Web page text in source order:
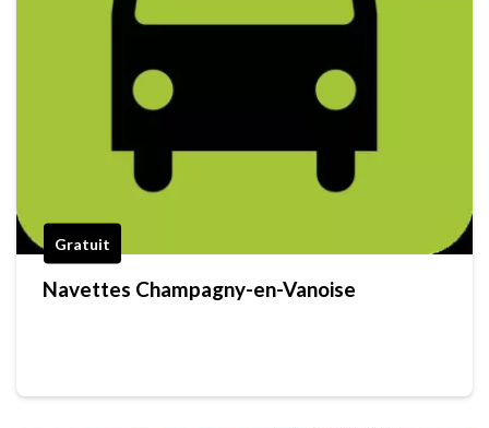
Gratuit
Navettes Champagny-en-Vanoise